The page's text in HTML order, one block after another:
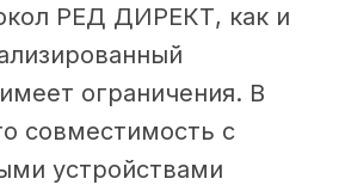
РЕД ДИРЕКТ, как и
ограничения. В
совместимость с
устройствами